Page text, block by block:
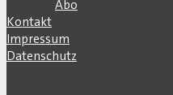
Abo
Kontakt
Impressum
Datenschutz